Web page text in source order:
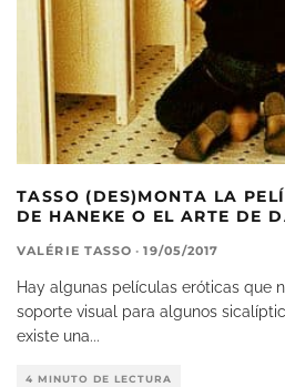
TASSO (DES)MONTA LA
DE HANEKE O EL ARTE DE
VALÉRIE TASSO · 19/05/2017
Hay algunas películas eróticas que
soporte visual para algunos
existe una...
4 MINUTO DE LECTURA